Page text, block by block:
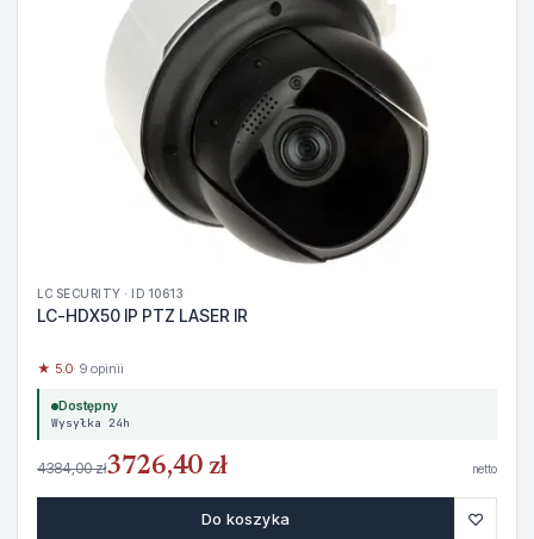
LC SECURITY · ID 10613
LC-HDX50 IP PTZ LASER IR
★ 5.0· 9 opinii
Dostępny
Wysyłka 24h
4384,00 zł3726,40 zł netto
Do koszyka ♡